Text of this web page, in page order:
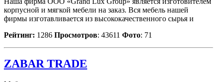
корпусной и мягкой мебели на заказ. Вся мебель нашей
фирмы изготавливается из высококачественного сырья и
Рейтинг: 1286 Просмотров: 43611 Фото: 71
ZABAR TRADE